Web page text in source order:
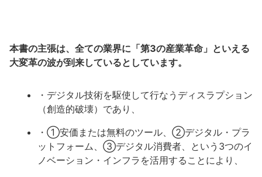
本書の主張は、全ての業界に「第3の産業革命」といえる
大変革の波が到来しているとしています。
・デジタル技術を駆使して行なうディスラプション
（創造的破壊）であり、
・①安価または無料のツール、②デジタル・プラ
ットフォーム、③デジタル消費者、という3つのイ
ノベーション・インフラを活用することにより、